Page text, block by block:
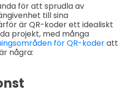
för att sprudla av
till sina
är QR-koder ett idealiskt
projekt, med många
för QR-koderatt
några: